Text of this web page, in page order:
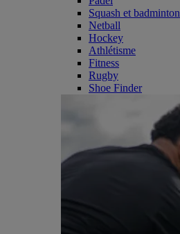
Squash et badminton
Netball
Hockey
Athlétisme
Fitness
Rugby
Shoe Finder